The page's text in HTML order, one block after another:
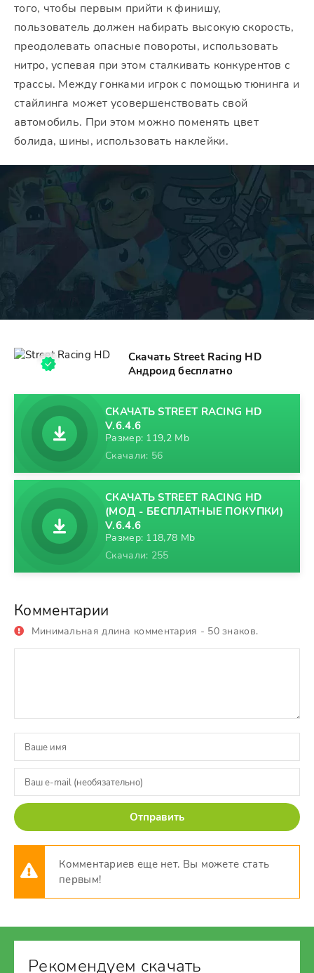
того, чтобы первым прийти к финишу,
пользователь должен набирать высокую скорость,
преодолевать опасные повороты, использовать
нитро, успевая при этом сталкивать конкурентов с
трассы. Между гонками игрок с помощью тюнинга и
стайлинга может усовершенствовать свой
автомобиль. При этом можно поменять цвет
болида, шины, использовать наклейки.
Скачать Street Racing HD
Андроид бесплатно
СКАЧАТЬ STREET RACING HD
V.6.4.6
Размер: 119,2 Mb
Скачали: 56
СКАЧАТЬ STREET RACING HD
(МОД - БЕСПЛАТНЫЕ ПОКУПКИ)
V.6.4.6
Размер: 118,78 Mb
Скачали: 255
Комментарии
Минимальная длина комментария - 50 знаков.
Отправить
Комментариев еще нет. Вы можете стать
первым!
Рекомендуем скачать